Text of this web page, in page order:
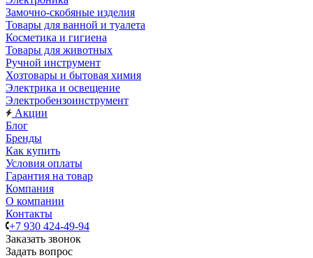
Замочно-скобяные изделия
Товары для ванной и туалета
Косметика и гигиена
Товары для животных
Ручной инструмент
Хозтовары и бытовая химия
Электрика и освещение
Электробензоинструмент
Акции
Блог
Бренды
Как купить
Условия оплаты
Гарантия на товар
Компания
О компании
Контакты
+7 930 424-49-94
Заказать звонок
Задать вопрос